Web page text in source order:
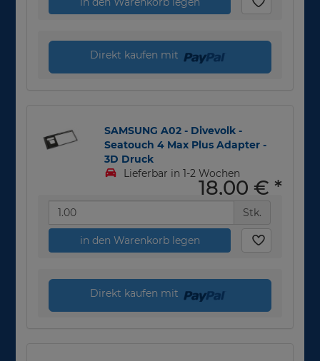
Direkt kaufen mit
SAMSUNG A02 - Divevolk -
Seatouch 4 Max Plus Adapter -
3D Druck
Lieferbar in 1-2 Wochen
18,00 € *
Stk.
in den Warenkorb legen
Direkt kaufen mit